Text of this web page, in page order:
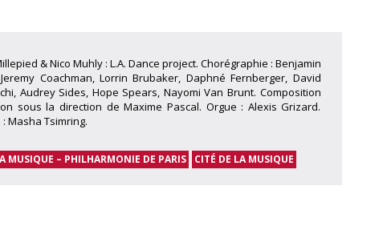
& Nico Muhly : L.A. Dance project. Chorégraphie : Benjamin
Coachman, Lorrin Brubaker, Daphné Fernberger, David
Audrey Sides, Hope Spears, Nayomi Van Brunt. Composition
sous la direction de Maxime Pascal. Orgue : Alexis Grizard.
Masha Tsimring.
MUSIQUE – PHILHARMONIE DE PARIS CITÉ DE LA MUSIQUE